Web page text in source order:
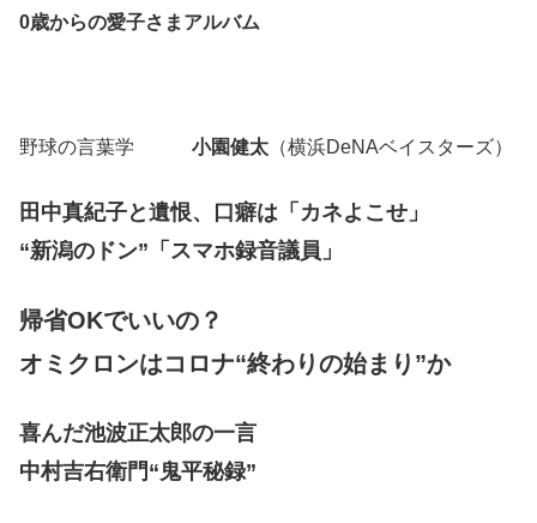
0歳からの愛子さまアルバム
野球の言葉学 小園健太 （横浜DeNAベイスターズ）
田中真紀子と遺恨、口癖は「カネよこせ」
“新潟のドン”「スマホ録音議員」
帰省OKでいいの？
オミクロンはコロナ“終わりの始まり”か
喜んだ池波正太郎の一言
中村吉右衛門“鬼平秘録”